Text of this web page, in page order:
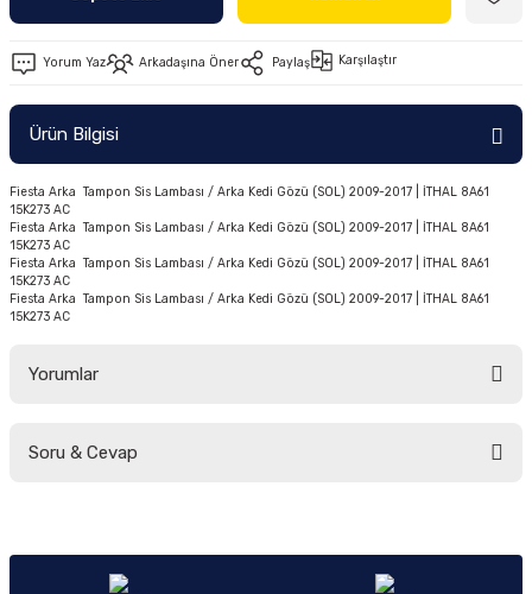
Ön/Arka Takımlar
Yorum Yaz Arkadaşına Öner Paylaş Karşılaştır
Ürün Bilgisi
Fiesta Arka Tampon Sis Lambası / Arka Kedi Gözü (SOL) 2009-2017 | İTHAL 8A61
15K273 AC
Fiesta Arka Tampon Sis Lambası / Arka Kedi Gözü (SOL) 2009-2017 | İTHAL 8A61
15K273 AC
Fiesta Arka Tampon Sis Lambası / Arka Kedi Gözü (SOL) 2009-2017 | İTHAL 8A61
15K273 AC
Fiesta Arka Tampon Sis Lambası / Arka Kedi Gözü (SOL) 2009-2017 | İTHAL 8A61
15K273 AC
Yorumlar
Soru & Cevap
Ürün hakkında henüz soru sorulmamış.